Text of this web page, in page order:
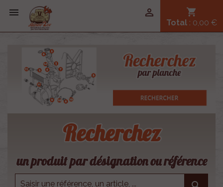
 shopping_cart
Total : 0,00 €

Recherchez
un produit par désignation ou référence